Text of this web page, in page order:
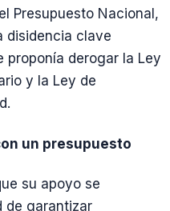
Presupuesto Nacional,
disidencia clave
proponía derogar la Ley
y la Ley de
un presupuesto
su apoyo se
de garantizar